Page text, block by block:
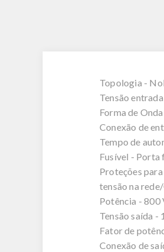
Topologia -
Tensão
Forma de
Conexão de
Tempo de
Fusível - Porta
Proteções
tensão na
Potência - 800
Tensão saída -
Fator de
Conexão de